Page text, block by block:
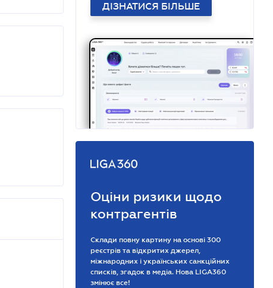
ДІЗНАТИСЯ БІЛЬШЕ
Оціни ризики щодо
контрагентів
Склади повну картину на основі 300
реєстрів та відкритих джерел,
міжнародних і українських санкційних
списків, згадок в медіа. Нова LIGA360
змінює все!